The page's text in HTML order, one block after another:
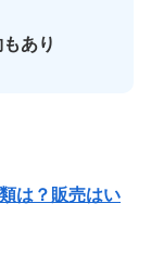
あり
は？販売はい